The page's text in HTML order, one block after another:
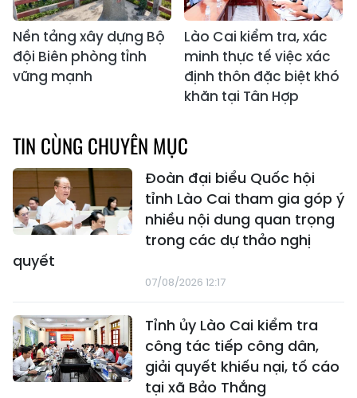
Nền tảng xây dựng Bộ
đội Biên phòng tỉnh
vững mạnh
Lào Cai kiểm tra, xác
minh thực tế việc xác
định thôn đặc biệt khó
khăn tại Tân Hợp
TIN CÙNG CHUYÊN MỤC
Đoàn đại biểu Quốc hội
tỉnh Lào Cai tham gia góp ý
nhiều nội dung quan trọng
trong các dự thảo nghị
quyết
07/08/2026 12:17
Tỉnh ủy Lào Cai kiểm tra
công tác tiếp công dân,
giải quyết khiếu nại, tố cáo
tại xã Bảo Thắng